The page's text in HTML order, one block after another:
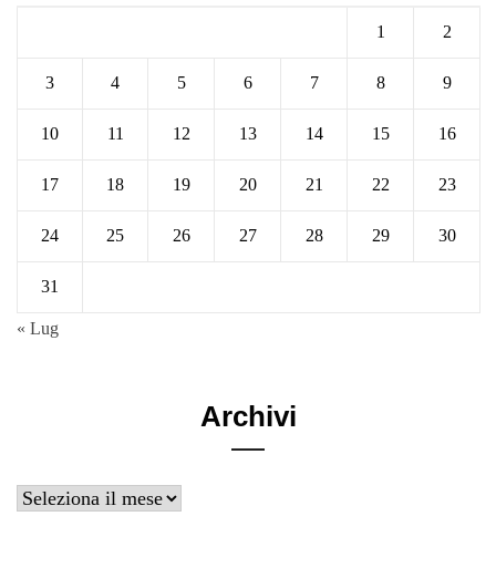
1 2
3 4 5 6 7 8 9
10 11 12 13 14 15 16
17 18 19 20 21 22 23
24 25 26 27 28 29 30
31
« Lug
Archivi
Archivi